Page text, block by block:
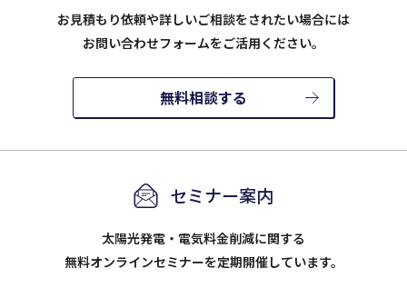
お見積もり依頼や詳しいご相談をされたい場合には
お問い合わせフォームをご活用ください。
無料相談する
セミナー案内
太陽光発電・電気料金削減に関する
無料オンラインセミナーを定期開催しています。